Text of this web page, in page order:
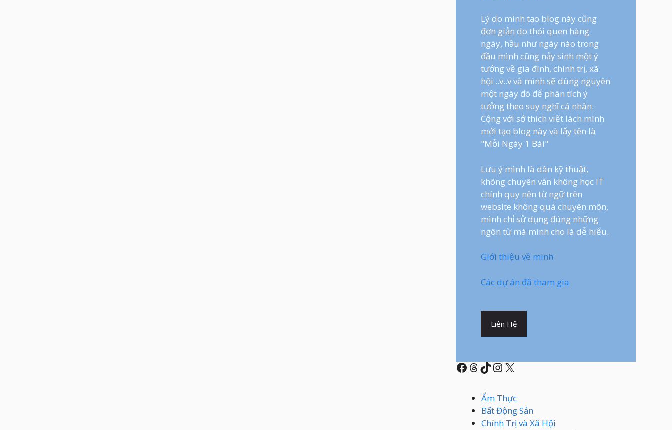
Lý do mình tạo blog này cũng
đơn giản do thói quen hàng
ngày, hầu như ngày nào trong
đầu mình cũng nảy sinh một ý
tưởng về gia đình, chính trị, xã
hội ..v..v và mình sẽ dùng nguyên
một ngày đó để phân tích ý
tưởng theo suy nghĩ cá nhân.
Cộng với sở thích viết lách mình
mới tạo blog này và lấy tên là
"Mỗi Ngày 1 Bài"
Lưu ý mình là dân kỹ thuật,
không chuyên văn không học IT
chính quy nên từ ngữ trên
website không quá chuyên môn,
mình chỉ sử dụng đúng những
ngôn từ mà mình cho là dễ hiểu.
Giới thiệu về mình
Các dự án đã tham gia
Liên Hệ
Facebook
Threads
TikTok
Instagram
X
Ẩm Thực
Bất Động Sản
Chính Trị và Xã Hội